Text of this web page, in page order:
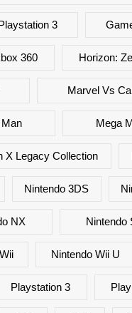
3
360 Horizon:
Marvel Vs
Mega
X Legacy Collection
Nintendo 3DS
NX Nintendo
Nintendo Wii U
Playstation 3